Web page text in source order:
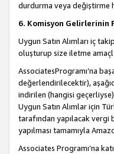
durdurma veya değiştirme
6. Komisyon Gelirlerinin
Uygun Satın Alımları iç
oluşturup size iletme
AssociatesProgramı’na
değerlendirilecektir),
indirilen (hangisi
Uygun Satın Alımlar için
tarafından yapılacak
yapılması tamamıyla
Associates Programı’na